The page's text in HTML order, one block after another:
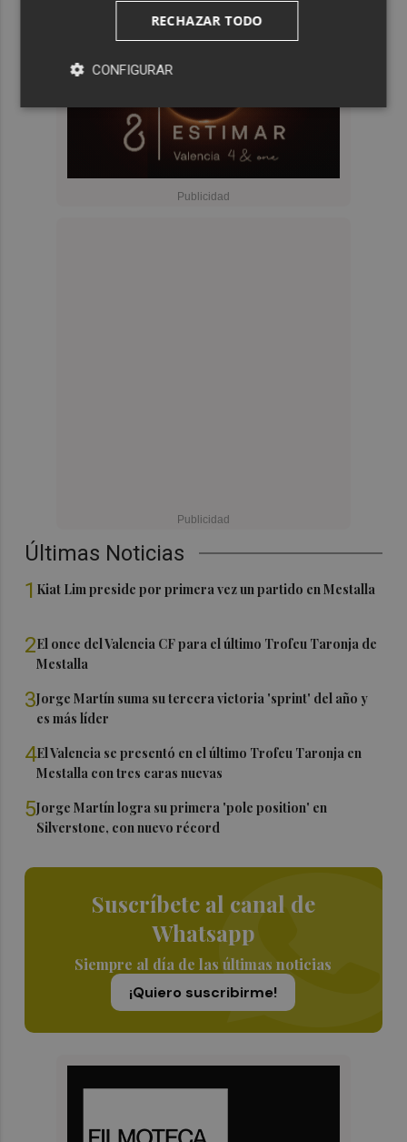
Últimas Noticias
1 Kiat Lim preside por primera vez un partido en Mestalla
2El once del Valencia CF para el último Trofeu Taronja de
Mestalla
3Jorge Martín suma su tercera victoria 'sprint' del año y
es más líder
4El Valencia se presentó en el último Trofeu Taronja en
Mestalla con tres caras nuevas
5Jorge Martín logra su primera 'pole position' en
Silverstone, con nuevo récord
Suscríbete al canal de
Whatsapp
Siempre al día de las últimas noticias
¡Quiero suscribirme!
RECHAZAR TODO
CONFIGURAR